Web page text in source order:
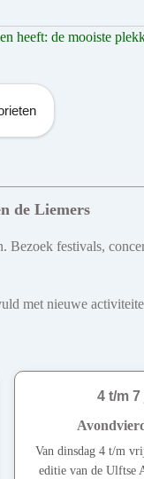
heeft: de mooiste
de Liemers
Bezoek festivals,
met nieuwe
4 t/m
Van dinsdag 4 t/m
editie van de Ulftse